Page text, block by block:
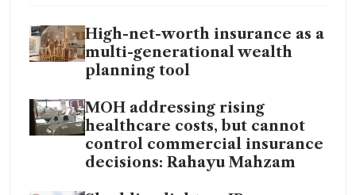
High-net-worth insurance as a
multi-generational wealth
planning tool
MOH addressing rising
healthcare costs, but cannot
control commercial insurance
decisions: Rahayu Mahzam